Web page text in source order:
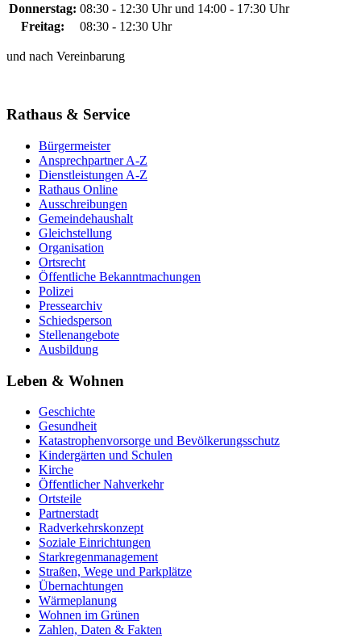
Donnerstag: 08:30 - 12:30 Uhr und 14:00 - 17:30 Uhr
Freitag:
08:30 - 12:30 Uhr
und nach Vereinbarung
Rathaus & Service
Bürgermeister
Ansprechpartner A-Z
Dienstleistungen A-Z
Rathaus Online
Ausschreibungen
Gemeindehaushalt
Gleichstellung
Organisation
Ortsrecht
Öffentliche Bekanntmachungen
Polizei
Pressearchiv
Schiedsperson
Stellenangebote
Ausbildung
Leben & Wohnen
Geschichte
Gesundheit
Katastrophenvorsorge und Bevölkerungsschutz
Kindergärten und Schulen
Kirche
Öffentlicher Nahverkehr
Ortsteile
Partnerstadt
Radverkehrskonzept
Soziale Einrichtungen
Starkregenmanagement
Straßen, Wege und Parkplätze
Übernachtungen
Wärmeplanung
Wohnen im Grünen
Zahlen, Daten & Fakten